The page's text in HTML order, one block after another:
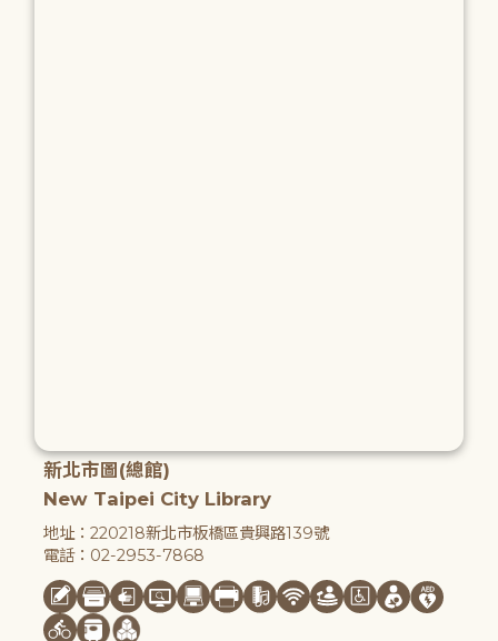
新北市圖(總館)
New Taipei City Library
地址：220218新北市板橋區貴興路139號
電話：02-2953-7868